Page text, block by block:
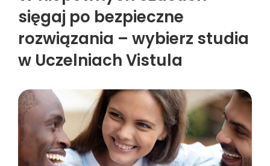
sięgaj po bezpieczne
rozwiązania – wybierz studia
w Uczelniach Vistula